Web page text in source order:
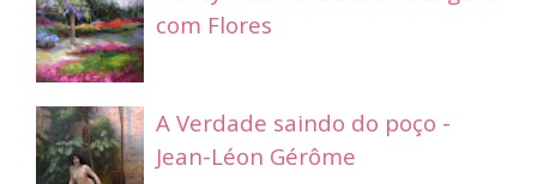
com Flores
A Verdade saindo do poço -
Jean-Léon Gérôme